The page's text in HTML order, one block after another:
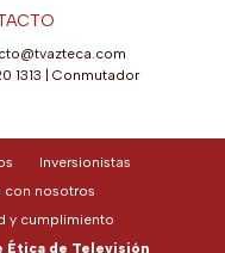
1313
Conmutador
Inversionistas
con nosotros
y cumplimiento
Ética de Televisión